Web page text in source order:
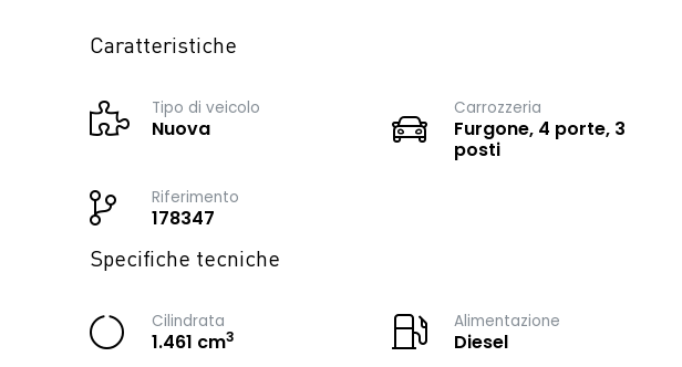
Caratteristiche
Tipo di veicolo
Nuova
Carrozzeria
Furgone, 4 porte, 3
posti
Riferimento
178347
Specifiche tecniche
Cilindrata
1.461 cm3
Alimentazione
Diesel